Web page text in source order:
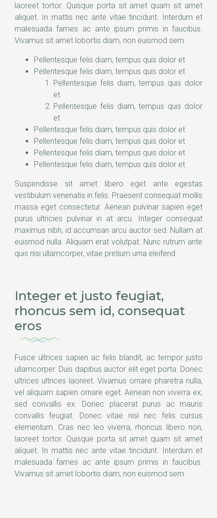
laoreet tortor. Quisque porta sit amet quam sit amet
aliquet. In mattis nec ante vitae tincidunt. Interdum et
malesuada fames ac ante ipsum primis in faucibus.
Vivamus sit amet lobortis diam, non euismod sem.
Pellentesque felis diam, tempus quis dolor et
Pellentesque felis diam, tempus quis dolor et
Pellentesque felis diam, tempus quis dolor
et
Pellentesque felis diam, tempus quis dolor
et
Pellentesque felis diam, tempus quis dolor et
Pellentesque felis diam, tempus quis dolor et
Pellentesque felis diam, tempus quis dolor et
Pellentesque felis diam, tempus quis dolor et
Suspendisse sit amet libero eget ante egestas
vestibulum venenatis in felis. Praesent consequat mollis
massa eget consectetur. Aenean pulvinar sapien eget
purus ultricies pulvinar in at arcu. Integer consequat
maximus nibh, id accumsan arcu auctor sed. Nullam at
euismod nulla. Aliquam erat volutpat. Nunc rutrum ante
quis nisi ullamcorper, vitae pretium urna eleifend.
Integer et justo feugiat,
rhoncus sem id, consequat
eros
Fusce ultrices sapien ac felis blandit, ac tempor justo
ullamcorper. Duis dapibus auctor elit eget porta. Donec
ultrices ultrices laoreet. Vivamus ornare pharetra nulla,
vel aliquam sapien ornare eget. Aenean non viverra ex,
sed convallis ex. Donec placerat purus ac mauris
convallis feugiat. Donec vitae nisi nec felis cursus
elementum. Cras nec leo viverra, rhoncus libero non,
laoreet tortor. Quisque porta sit amet quam sit amet
aliquet. In mattis nec ante vitae tincidunt. Interdum et
malesuada fames ac ante ipsum primis in faucibus.
Vivamus sit amet lobortis diam, non euismod sem.